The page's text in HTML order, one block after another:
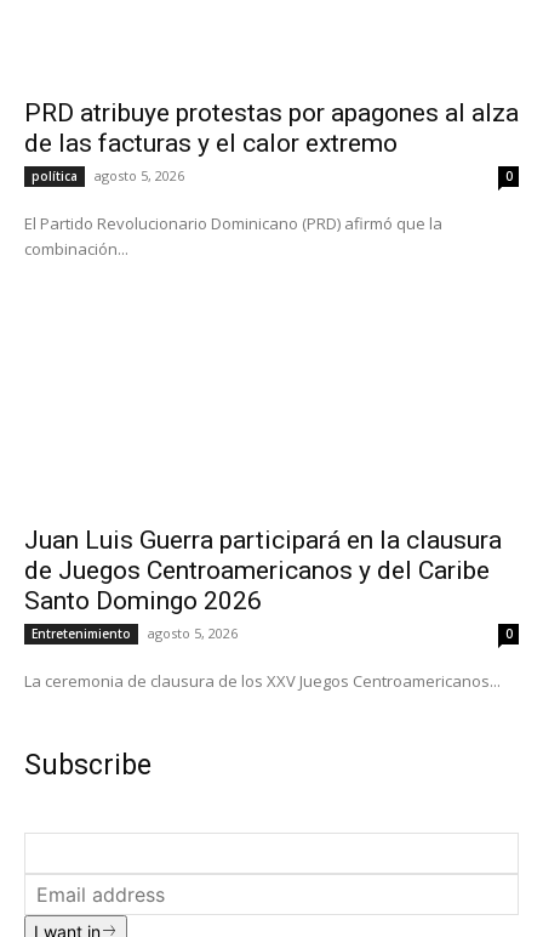
PRD atribuye protestas por apagones al alza
de las facturas y el calor extremo
política agosto 5, 2026 0
El Partido Revolucionario Dominicano (PRD) afirmó que la
combinación...
Juan Luis Guerra participará en la clausura
de Juegos Centroamericanos y del Caribe
Santo Domingo 2026
Entretenimiento agosto 5, 2026 0
La ceremonia de clausura de los XXV Juegos Centroamericanos...
Subscribe
I want in